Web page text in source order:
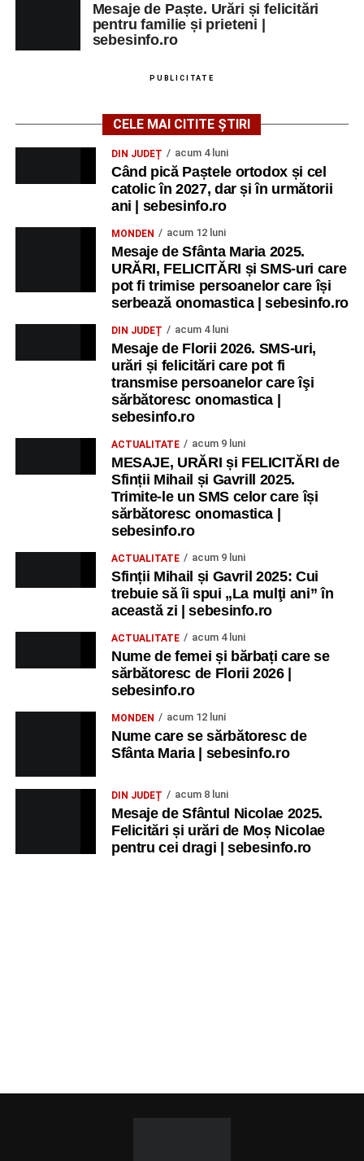
Mesaje de Paște. Urări și felicitări
pentru familie și prieteni |
sebesinfo.ro
PUBLICITATE
CELE MAI CITITE ȘTIRI
DIN JUDEȚ acum 4 luni
Când pică Paștele ortodox și cel
catolic în 2027, dar și în următorii
ani | sebesinfo.ro
MONDEN acum 12 luni
Mesaje de Sfânta Maria 2025.
URĂRI, FELICITĂRI și SMS-uri care
pot fi trimise persoanelor care își
serbează onomastica | sebesinfo.ro
DIN JUDEȚ acum 4 luni
Mesaje de Florii 2026. SMS-uri,
urări și felicitări care pot fi
transmise persoanelor care îşi
sărbătoresc onomastica |
sebesinfo.ro
ACTUALITATE acum 9 luni
MESAJE, URĂRI și FELICITĂRI de
Sfinții Mihail și Gavrill 2025.
Trimite-le un SMS celor care își
sărbătoresc onomastica |
sebesinfo.ro
ACTUALITATE acum 9 luni
Sfinții Mihail și Gavril 2025: Cui
trebuie să îi spui „La mulţi ani” în
această zi | sebesinfo.ro
ACTUALITATE acum 4 luni
Nume de femei și bărbați care se
sărbătoresc de Florii 2026 |
sebesinfo.ro
MONDEN acum 12 luni
Nume care se sărbătoresc de
Sfânta Maria | sebesinfo.ro
DIN JUDEȚ acum 8 luni
Mesaje de Sfântul Nicolae 2025.
Felicitări și urări de Moș Nicolae
pentru cei dragi | sebesinfo.ro